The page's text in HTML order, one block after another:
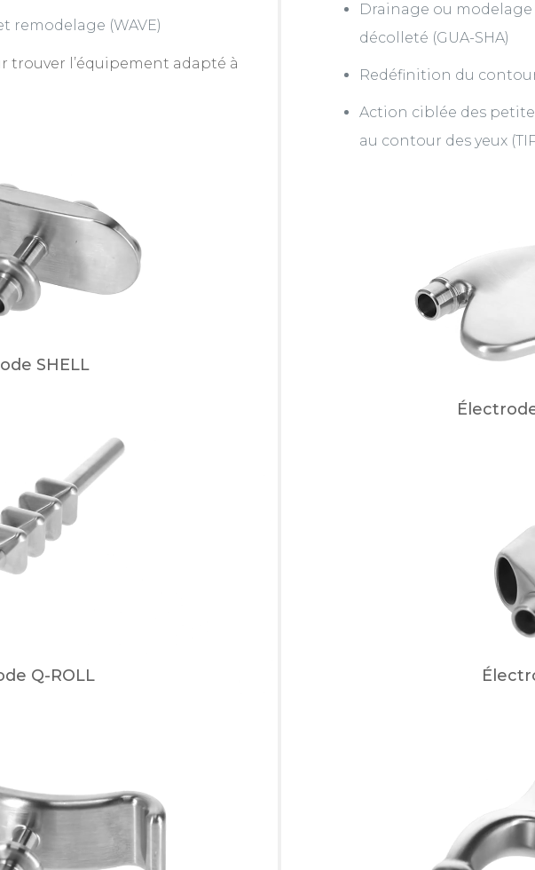
remodelage (WAVE)
trouver l’équipement adapté à
Drainage ou
décolleté (GUA-SHA)
Redéfinition du contour
Action ciblée des
au contour des yeux